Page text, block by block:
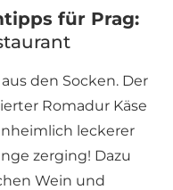
für Prag:
den Socken. Der
Romadur Käse
leckerer
zerging! Dazu
Wein und